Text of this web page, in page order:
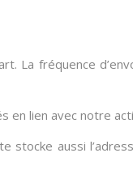
La fréquence
en lien avec notre
stocke aussi